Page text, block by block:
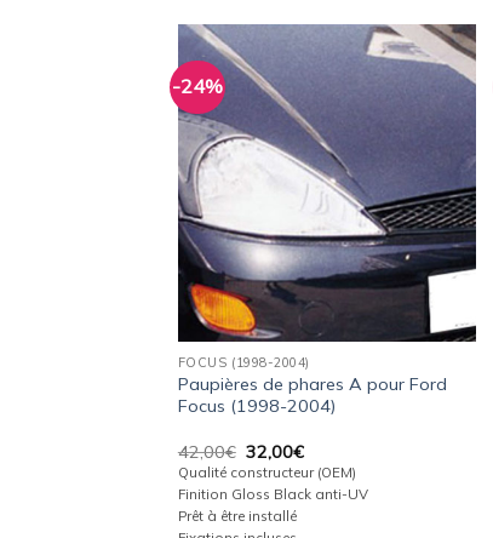
-24%
FOCUS (1998-2004)
Paupières de phares A pour Ford
Focus (1998-2004)
42,00€ Le
prix
initial
était :
42,00€.
32,00€Le
prix
actuel
est :
Qualité constructeur (OEM)
Finition Gloss Black anti-UV
Prêt à être installé